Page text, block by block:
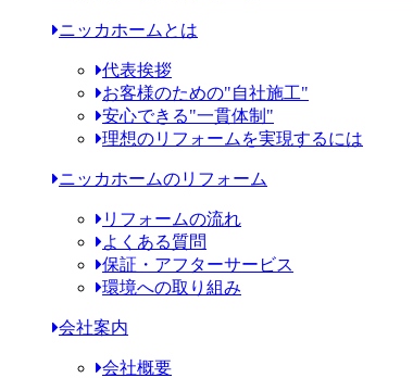
ニッカホームとは
代表挨拶
お客様のための"自社施工"
安心できる"一貫体制"
理想のリフォームを実現するには
ニッカホームのリフォーム
リフォームの流れ
よくある質問
保証・アフターサービス
環境への取り組み
会社案内
会社概要